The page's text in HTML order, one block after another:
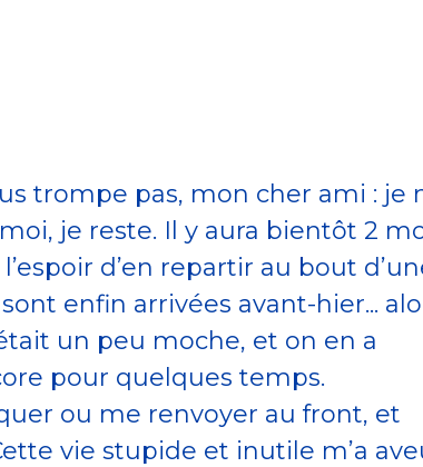
trompe pas, mon cher ami : je
je reste. Il y aura bientôt 2
d’en repartir au bout
enfin arrivées avant-hier...
un peu moche, et on en a
pour quelques temps.
ou me renvoyer au front, et
vie stupide et inutile m’a